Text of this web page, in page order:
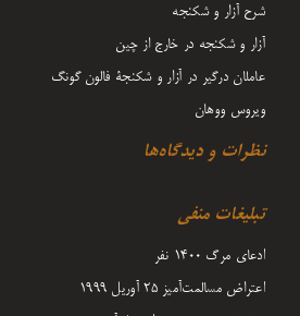
شرح آزار و شکنجه
آزار و شکنجه در خارج از چین
عاملان درگیر در آزار و شکنجۀ فالون گونگ
ویروس ووهان
نظرات و دیدگاه‌ها
تبلیغات منفی
ادعای مرگ 1400 نفر
اعتراض مسالمت‌آمیز ۲۵ آوریل ۱۹۹۹